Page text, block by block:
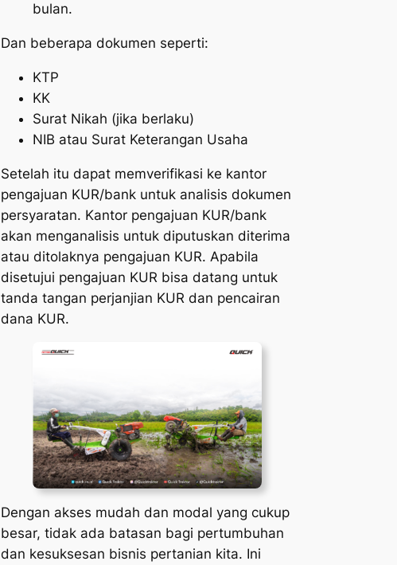
bulan.
Dan beberapa dokumen seperti:
KTP
KK
Surat Nikah (jika berlaku)
NIB atau Surat Keterangan Usaha
Setelah itu dapat memverifikasi ke kantor
pengajuan KUR/bank untuk analisis dokumen
persyaratan. Kantor pengajuan KUR/bank
akan menganalisis untuk diputuskan diterima
atau ditolaknya pengajuan KUR. Apabila
disetujui pengajuan KUR bisa datang untuk
tanda tangan perjanjian KUR dan pencairan
dana KUR.
Dengan akses mudah dan modal yang cukup
besar, tidak ada batasan bagi pertumbuhan
dan kesuksesan bisnis pertanian kita. Ini